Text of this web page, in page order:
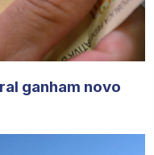
ganham novo